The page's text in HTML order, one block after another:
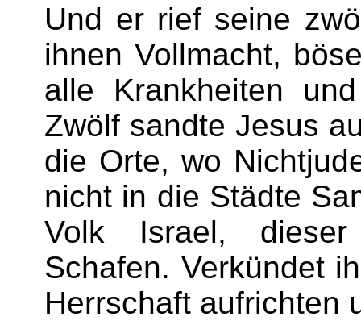
Und er rief seine
ihnen Vollmacht,
alle Krankheiten
Zwölf sandte Jesus
die Orte, wo
nicht in die Städte
Volk Israel,
Schafen. Verkündet
Herrschaft aufrichten